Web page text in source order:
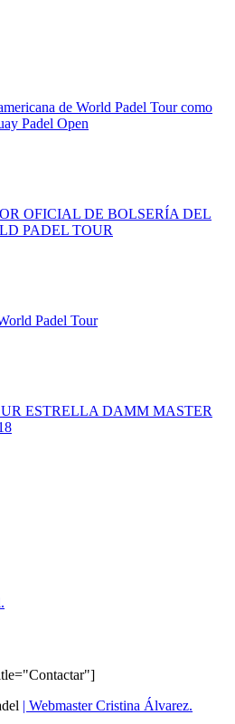
de World Padel Tour como
Padel Open
OFICIAL DE BOLSERÍA DEL
PADEL TOUR
Padel Tour
ESTRELLA DAMM MASTER
| Webmaster Cristina Álvarez.